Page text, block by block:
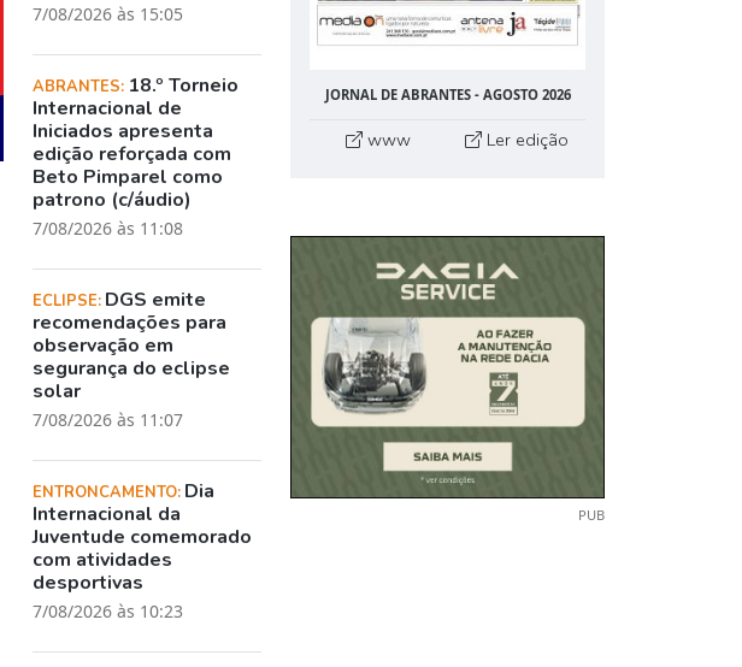
7/08/2026 às 15:05
ABRANTES: 18.º Torneio
Internacional de
Iniciados apresenta
edição reforçada com
Beto Pimparel como
patrono (c/áudio)
7/08/2026 às 11:08
ECLIPSE: DGS emite
recomendações para
observação em
segurança do eclipse
solar
7/08/2026 às 11:07
ENTRONCAMENTO: Dia
Internacional da
Juventude comemorado
com atividades
desportivas
7/08/2026 às 10:23
JORNAL DE ABRANTES - AGOSTO 2026
www Ler edição
PUB